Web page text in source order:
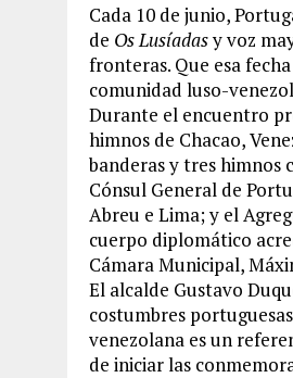
Cada 10 de junio,
de Os Lusíadasy voz
fronteras. Que esa
comunidad luso-
Durante el encuentro
himnos de Chacao,
banderas y tres himnos
Cónsul General de
Abreu e Lima; y el
cuerpo diplomático
Cámara Municipal,
El alcalde Gustavo
costumbres
venezolana es un
de iniciar las